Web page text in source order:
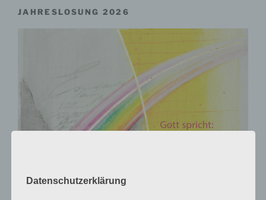
JAHRESLOSUNG 2026
Datenschutzerklärung